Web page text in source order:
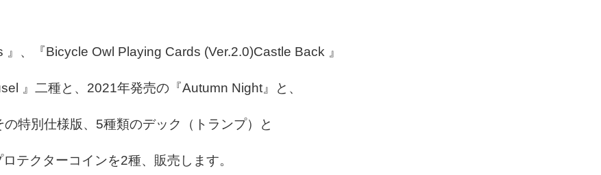
、『Bicycle Owl Playing Cards (Ver.2.0)Castle Back 』
』二種と、2021年発売の『Autumn Night』と、
特別仕様版、5種類のデック（トランプ）と
テクターコインを2種、販売します。